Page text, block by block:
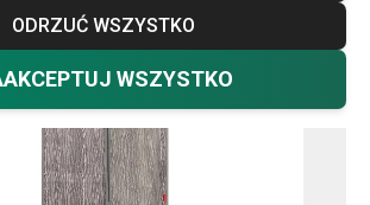
ODRZUĆ WSZYSTKO
WSZYSTKO